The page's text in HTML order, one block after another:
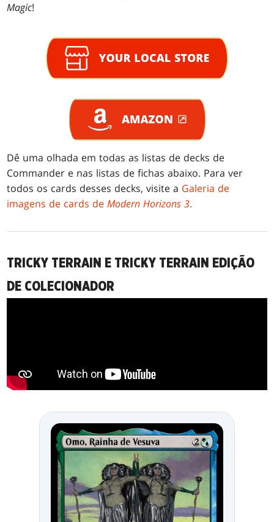
Magic!
Dê uma olhada em todas as listas de decks de
Commander e nas listas de fichas abaixo. Para ver
todos os cards desses decks, visite a Galeria de
imagens de cards deModern Horizons 3.
TRICKY TERRAIN E TRICKY TERRAIN EDIÇÃO
DE COLECIONADOR